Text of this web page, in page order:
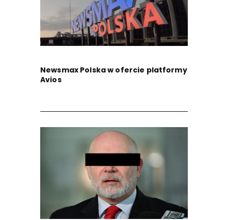
Newsmax Polska w ofercie platformy
Avios